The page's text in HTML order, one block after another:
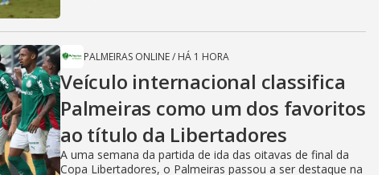
PALMEIRAS ONLINE/ HÁ 1 HORA
Veículo internacional classifica
Palmeiras como um dos favoritos
ao título da Libertadores
A uma semana da partida de ida das oitavas de final da
Copa Libertadores, o Palmeiras passou a ser destaque na